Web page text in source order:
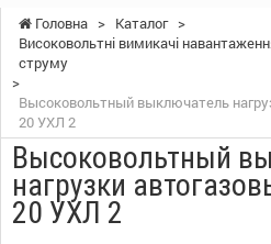
Головна > Каталог >
Високовольтні вимикачі
струму
>
Высоковольтный выключатель
20 УХЛ 2
Высоковольтный
нагрузки
20 УХЛ 2